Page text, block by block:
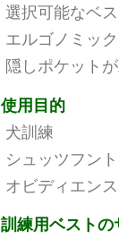
選択可能なベス
エルゴノミッ
隠しポケット
使用目的
犬訓練
シュッツフン
オビディエン
訓練用ベストの